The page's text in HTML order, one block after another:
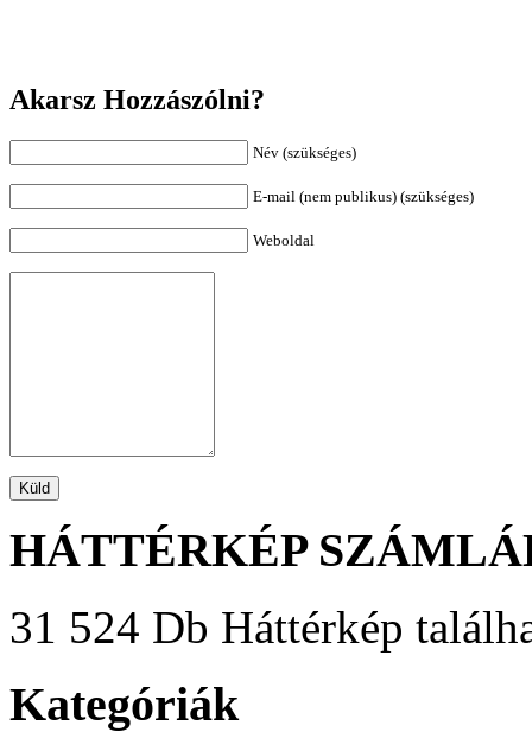
Akarsz Hozzászólni?
Név (szükséges)
E-mail (nem publikus) (szükséges)
Weboldal
HÁTTÉRKÉP
31 524 Db Háttérkép
Kategóriák